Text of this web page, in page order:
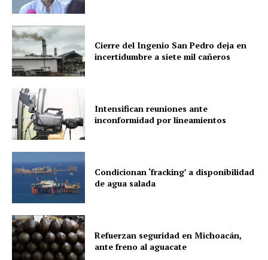
Cierre del Ingenio San Pedro deja en
incertidumbre a siete mil cañeros
Intensifican reuniones ante
inconformidad por lineamientos
Condicionan ‘fracking’ a disponibilidad
de agua salada
Refuerzan seguridad en Michoacán,
ante freno al aguacate